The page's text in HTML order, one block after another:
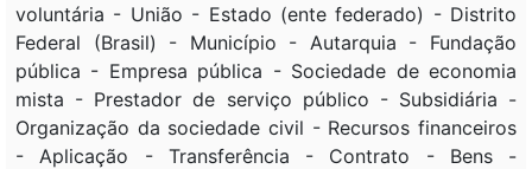
voluntária - União - Estado (ente federado) - Distrito
Federal (Brasil) - Município - Autarquia - Fundação
pública - Empresa pública - Sociedade de economia
mista - Prestador de serviço público - Subsidiária -
Organização da sociedade civil - Recursos financeiros
- Aplicação - Transferência - Contrato - Bens -